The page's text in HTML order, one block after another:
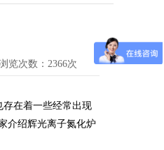
览次数：2366次
在着一些经常出现
介绍辉光离子氮化炉